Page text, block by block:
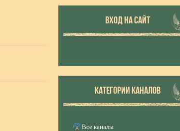
ВХОД НА САЙТ
КАТЕГОРИИ КАНАЛОВ
Все каналы